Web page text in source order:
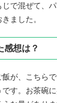
で混ぜて、
ました。
感想は？
が、こちら
す。お茶碗